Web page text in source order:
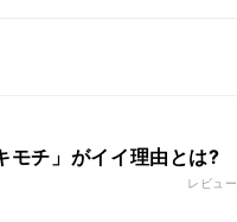
モチ」がイイ理由とは?
レビュー